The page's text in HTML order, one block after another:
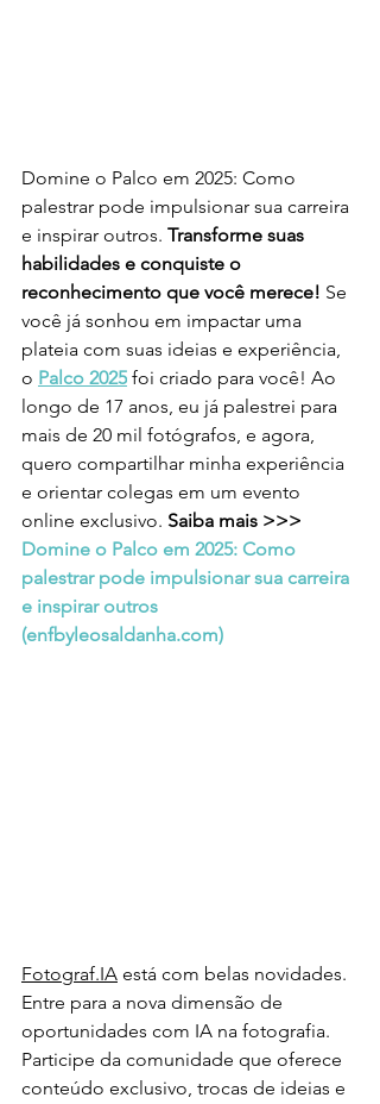
Domine o Palco em 2025: Como
palestrar pode impulsionar sua carreira
e inspirar outros. Transforme suas
habilidades e conquiste o
reconhecimento que você merece! Se
você já sonhou em impactar uma
plateia com suas ideias e experiência,
o Palco 2025 foi criado para você! Ao
longo de 17 anos, eu já palestrei para
mais de 20 mil fotógrafos, e agora,
quero compartilhar minha experiência
e orientar colegas em um evento
online exclusivo. Saiba mais >>>
Domine o Palco em 2025: Como
palestrar pode impulsionar sua carreira
e inspirar outros
(enfbyleosaldanha.com)
Fotograf.IA está com belas novidades.
Entre para a nova dimensão de
oportunidades com IA na fotografia.
Participe da comunidade que oferece
conteúdo exclusivo, trocas de ideias e